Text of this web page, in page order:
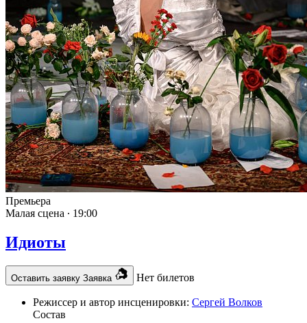
Премьера
Малая сцена ∙ 19:00
Идиоты
Оставить заявку Заявка Нет билетов
Режиссер и автор инсценировки: Сергей Волков
Состав